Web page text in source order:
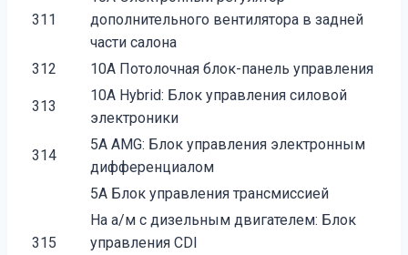
311
дополнительного вентилятора в задней
части салона
312
10A Потолочная блок-панель управления
313
10A Hybrid: Блок управления силовой
электроники
314
5A AMG: Блок управления электронным
дифференциалом
315
5A Блок управления трансмиссией
На а/м с дизельным двигателем: Блок
управления CDI